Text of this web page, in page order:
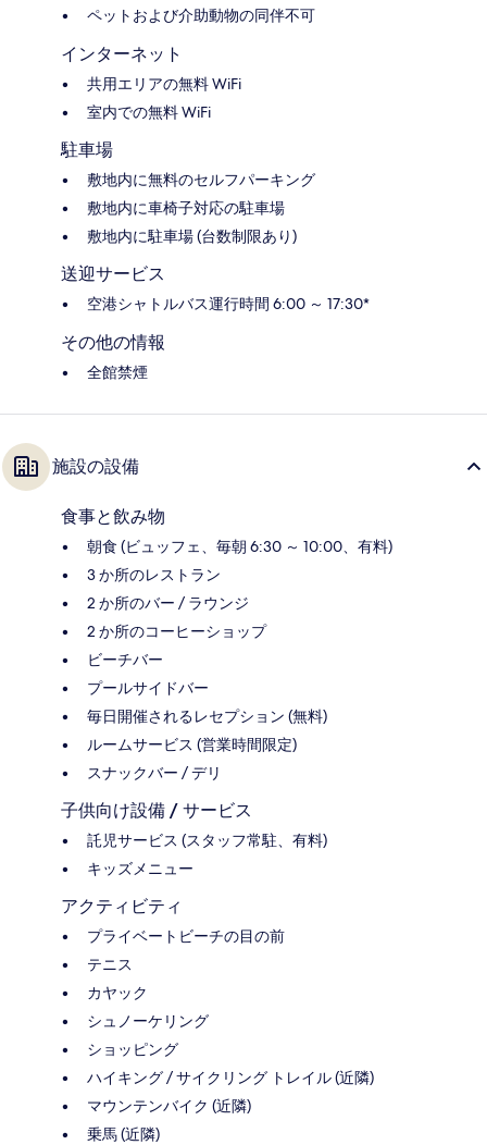
ペットおよび介助動物の同伴不可
インターネット
共用エリアの無料 WiFi
室内での無料 WiFi
駐車場
敷地内に無料のセルフパーキング
敷地内に車椅子対応の駐車場
敷地内に駐車場 (台数制限あり)
送迎サービス
空港シャトルバス運行時間 6:00 ～ 17:30*
その他の情報
全館禁煙
施設の設備
食事と飲み物
朝食 (ビュッフェ、毎朝 6:30 ～ 10:00、有料)
3 か所のレストラン
2 か所のバー / ラウンジ
2 か所のコーヒーショップ
ビーチバー
プールサイドバー
毎日開催されるレセプション (無料)
ルームサービス (営業時間限定)
スナックバー / デリ
子供向け設備 / サービス
託児サービス (スタッフ常駐、有料)
キッズメニュー
アクティビティ
プライベートビーチの目の前
テニス
カヤック
シュノーケリング
ショッピング
ハイキング / サイクリング トレイル (近隣)
マウンテンバイク (近隣)
乗馬 (近隣)